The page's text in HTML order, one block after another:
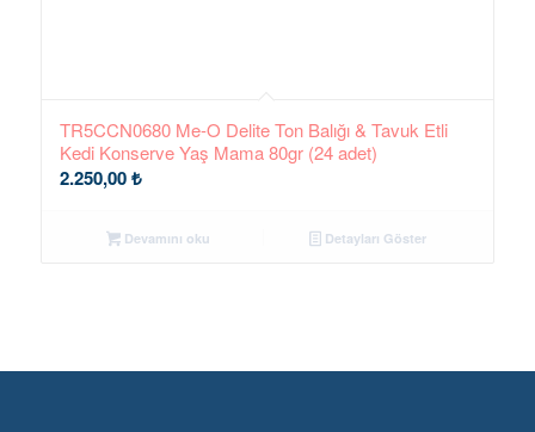
TR5CCN0680 Me-O Delite Ton Balığı & Tavuk Etli
Kedi Konserve Yaş Mama 80gr (24 adet)
2.250,00₺
Devamını oku Detayları Göster